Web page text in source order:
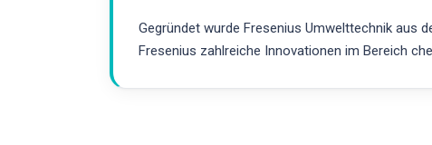
Gegründet wurde Fresenius Umwelttechnik aus
Fresenius zahlreiche Innovationen im Bereich